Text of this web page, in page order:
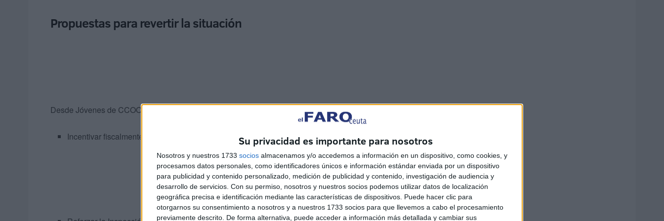
Su privacidad es importante para nosotros
Nosotros y nuestros 1733 socios almacenamos y/o accedemos a información en un dispositivo, como cookies, y
procesamos datos personales, como identificadores únicos e información estándar enviada por un dispositivo
para publicidad y contenido personalizado, medición de publicidad y contenido, investigación de audiencia y
desarrollo de servicios. Con su permiso, nosotros y nuestros socios podemos utilizar datos de localización
geográfica precisa e identificación mediante las características de dispositivos. Puede hacer clic para
otorgarnos su consentimiento a nosotros y a nuestros 1733 socios para que llevemos a cabo el procesamiento
previamente descrito. De forma alternativa, puede acceder a información más detallada y cambiar sus
Propuestas para revertir la situación
Desde Jóvenes de CCOO de Ceuta, además de denunciar la situación, quieren proponer lo siguiente:
Incentivar fiscalmente a las empresas que realicen contratos indefinidos.